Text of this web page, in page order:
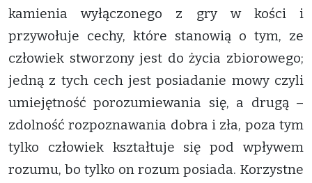
kamienia wyłączonego z gry w kości i
przywołuje cechy, które stanowią o tym, ze
człowiek stworzony jest do życia zbiorowego;
jedną z tych cech jest posiadanie mowy czyli
umiejętność porozumiewania się, a drugą –
zdolność rozpoznawania dobra i zła, poza tym
tylko człowiek kształtuje się pod wpływem
rozumu, bo tylko on rozum posiada. Korzystne